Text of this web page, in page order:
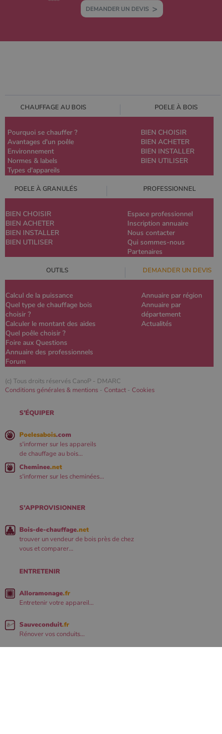
DEMANDER UN DEVIS
CHAUFFAGE AU BOIS POELE À BOIS
Pourquoi se chauffer ?
Avantages d'un poêle
Environnement
Normes & labels
Types d'appareils
BIEN CHOISIR
BIEN ACHETER
BIEN INSTALLER
BIEN UTILISER
POELE À GRANULÉS PROFESSIONNEL
BIEN CHOISIR
BIEN ACHETER
BIEN INSTALLER
BIEN UTILISER
Espace professionnel
Inscription annuaire
Nous contacter
Qui sommes-nous
Partenaires
OUTILS DEMANDER UN DEVIS
Calcul de la puissance
Quel type de chauffage bois
choisir ?
Calculer le montant des aides
Quel poêle choisir ?
Foire aux Questions
Annuaire des professionnels
Forum
Annuaire par région
Annuaire par
département
Actualités
(c) Tous droits réservés CanoP - DMARC
Conditions générales & mentions - Contact - Cookies
S'ÉQUIPER
Poelesabois.com
s'informer sur les appareils
de chauffage au bois...
Cheminee.net
s'informer sur les cheminées...
S'APPROVISIONNER
Bois-de-chauffage.net
trouver un vendeur de bois près de chez
vous et comparer...
ENTRETENIR
Alloramonage.fr
Entretenir votre appareil...
Sauveconduit.fr
Rénover vos conduits...